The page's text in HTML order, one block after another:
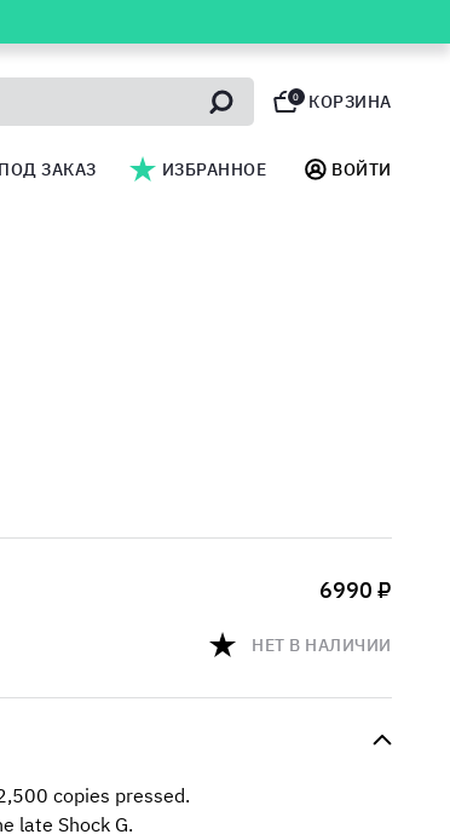
0 КОРЗИНА
ВОЙТИ
ЗАКАЗ ИЗБРАННОЕ
6990 ₽
НЕТ В НАЛИЧИИ
copies pressed.
late Shock G.